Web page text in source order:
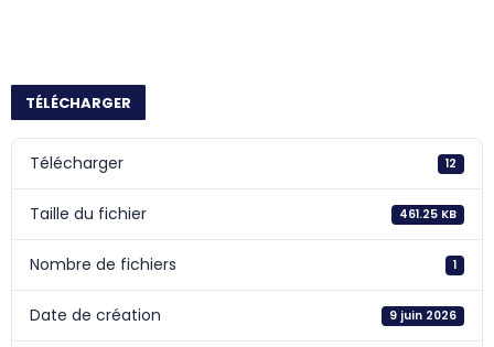
TÉLÉCHARGER
Télécharger 12
Taille du fichier 461.25 KB
Nombre de fichiers 1
Date de création 9 juin 2026